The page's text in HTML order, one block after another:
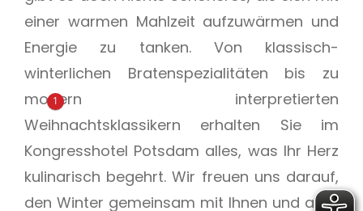
einer warmen Mahlzeit aufzuwärmen und
Energie zu tanken. Von klassisch-
winterlichen Bratenspezialitäten bis zu
modern interpretierten
Weihnachtsklassikern erhalten Sie im
Kongresshotel Potsdam alles, was Ihr Herz
kulinarisch begehrt. Wir freuen uns darauf,
den Winter gemeinsam mit Ihnen und allen
1